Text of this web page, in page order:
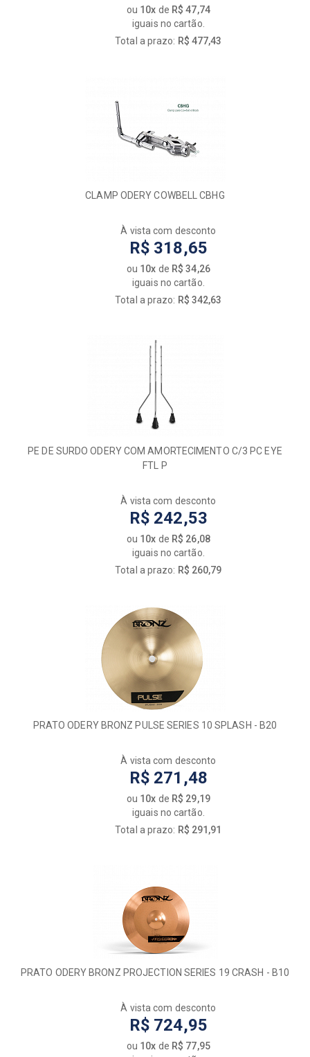
ou 10x de R$ 47,74
iguais no cartão.
Total a prazo: R$ 477,43
CLAMP ODERY COWBELL CBHG
À vista com desconto
R$ 318,65
ou 10x de R$ 34,26
iguais no cartão.
Total a prazo: R$ 342,63
PE DE SURDO ODERY COM AMORTECIMENTO C/3 PC EYE
FTL P
À vista com desconto
R$ 242,53
ou 10x de R$ 26,08
iguais no cartão.
Total a prazo: R$ 260,79
PRATO ODERY BRONZ PULSE SERIES 10 SPLASH - B20
À vista com desconto
R$ 271,48
ou 10x de R$ 29,19
iguais no cartão.
Total a prazo: R$ 291,91
PRATO ODERY BRONZ PROJECTION SERIES 19 CRASH - B10
À vista com desconto
R$ 724,95
ou 10x de R$ 77,95